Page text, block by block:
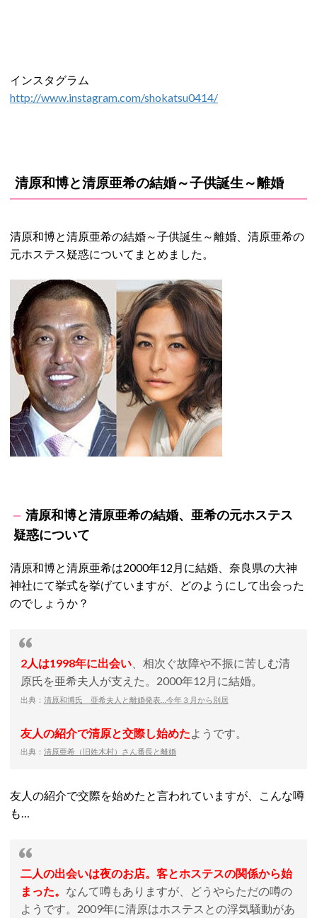
インスタグラム
http://www.instagram.com/shokatsu0414/
清原和博と清原亜希の結婚～子供誕生～離婚
清原和博と清原亜希の結婚～子供誕生～離婚、清原亜希の
元ホステス疑惑についてまとめました。
清原和博と清原亜希の結婚、亜希の元ホステス
疑惑について
清原和博と清原亜希は2000年12月に結婚、奈良県の大神
神社にて挙式を挙げていますが、どのようにして出会った
のでしょうか？
2人は1998年に出会い 、相次ぐ故障や不振に苦しむ清
原氏を亜希夫人が支えた。2000年12月に結婚。
出典： 清原和博氏 亜希夫人と離婚発表…今年３月から別居
友人の紹介で清原と交際し始めた ようです。
出典： 清原亜希（旧姓木村）さん番長と離婚
友人の紹介で交際を始めたと言われていますが、こんな噂
も…
二人の出会いは夜のお店。客とホステスの関係から始
まった。 なんて噂もありますが、どうやらただの噂の
ようです。2009年に清原はホステスとの浮気騒動があ